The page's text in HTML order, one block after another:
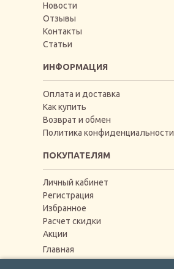
Новости
Отзывы
Контакты
Статьи
ИНФОРМАЦИЯ
Оплата и доставка
Как купить
Возврат и обмен
Политика конфиденциальности
ПОКУПАТЕЛЯМ
Личный кабинет
Регистрация
Избранное
Расчет скидки
Акции
Главная